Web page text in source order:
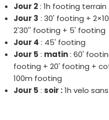
Jour 2: 1h footing
Jour 3 : 30' footing +
2'30'' footing + 5' footing
Jour 4 : 45' footing
Jour 5 : matin: 60'
footing + 20' footing +
100m footing
Jour 5 : soir :1h velo